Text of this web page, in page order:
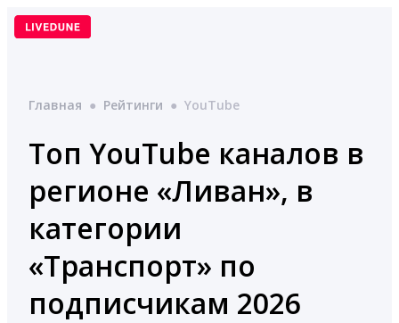
Перейти
Главная ● Рейтинги ● YouTube
Топ YouTube каналов в
регионе «Ливан», в
категории
«Транспорт» по
подписчикам 2026